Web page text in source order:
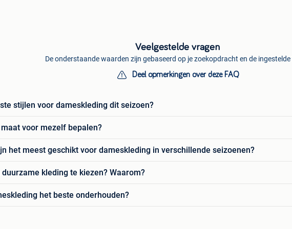
Veelgestelde vragen
De onderstaande waarden zijn gebaseerd op je zoekopdracht en de
Deel opmerkingen over deze FAQ
stijlen voor dameskleding dit seizoen?
voor mezelf bepalen?
het meest geschikt voor dameskleding in verschillende seizoenen?
kleding te kiezen? Waarom?
het beste onderhouden?